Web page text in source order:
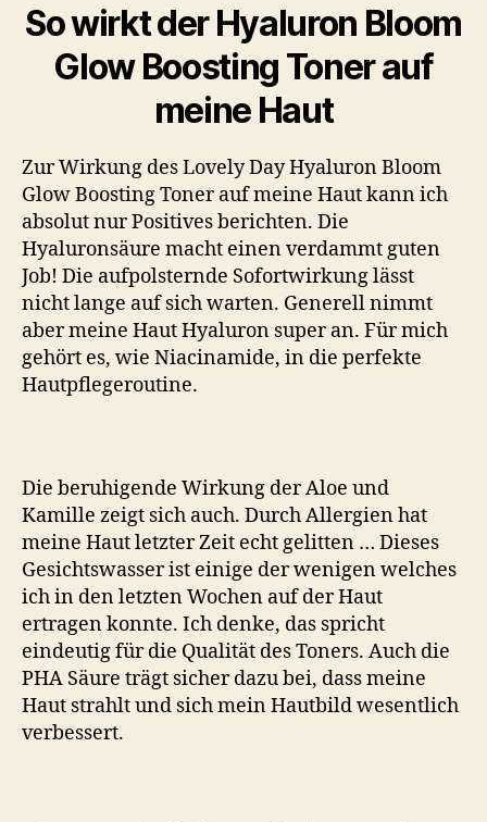
So wirkt der Hyaluron Bloom
Glow Boosting Toner auf
meine Haut
Zur Wirkung des Lovely Day Hyaluron Bloom
Glow Boosting Toner auf meine Haut kann ich
absolut nur Positives berichten. Die
Hyaluronsäure macht einen verdammt guten
Job! Die aufpolsternde Sofortwirkung lässt
nicht lange auf sich warten. Generell nimmt
aber meine Haut Hyaluron super an. Für mich
gehört es, wie Niacinamide, in die perfekte
Hautpflegeroutine.
Die beruhigende Wirkung der Aloe und
Kamille zeigt sich auch. Durch Allergien hat
meine Haut letzter Zeit echt gelitten … Dieses
Gesichtswasser ist einige der wenigen welches
ich in den letzten Wochen auf der Haut
ertragen konnte. Ich denke, das spricht
eindeutig für die Qualität des Toners. Auch die
PHA Säure trägt sicher dazu bei, dass meine
Haut strahlt und sich mein Hautbild wesentlich
verbessert.